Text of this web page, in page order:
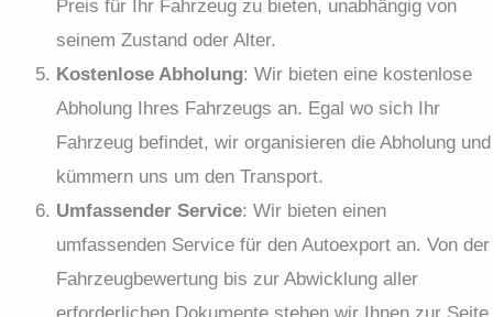
Preis für Ihr Fahrzeug zu bieten, unabhängig von
seinem Zustand oder Alter.
Kostenlose Abholung: Wir bieten eine kostenlose
Abholung Ihres Fahrzeugs an. Egal wo sich Ihr
Fahrzeug befindet, wir organisieren die Abholung und
kümmern uns um den Transport.
Umfassender Service: Wir bieten einen
umfassenden Service für den Autoexport an. Von der
Fahrzeugbewertung bis zur Abwicklung aller
erforderlichen Dokumente stehen wir Ihnen zur Seite